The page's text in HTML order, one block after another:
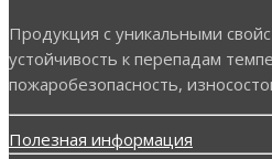
Продукция с уникальными
устойчивость к перепадам
пожаробезопасность,
Полезная информация